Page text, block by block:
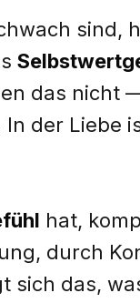
sind,
das nicht
der Liebe
hat,
durch
sich das,